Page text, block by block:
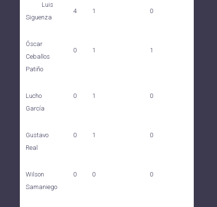
Luis
Siguenza
4 1 0
Óscar
Ceballos
Patiño
0 1 1
Lucho
García
0 1 0
Gustavo
Real
0 1 0
Wilson
Samaniego
0 0 0